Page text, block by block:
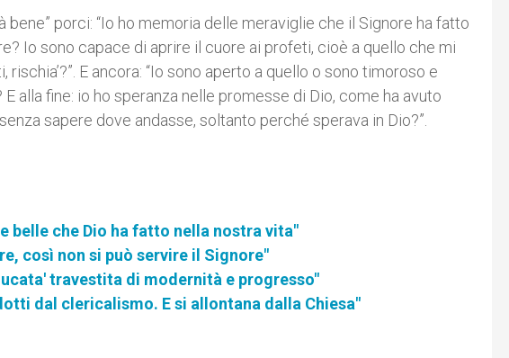
bene” porci: “Io ho memoria delle meraviglie che il Signore ha fatto
Io sono capace di aprire il cuore ai profeti, cioè a quello che mi
rischia’?”. E ancora: “Io sono aperto a quello o sono timoroso e
alla fine: io ho speranza nelle promesse di Dio, come ha avuto
sapere dove andasse, soltanto perché sperava in Dio?”.
belle che Dio ha fatto nella nostra vita"
così non si può servire il Signore"
travestita di modernità e progresso"
dal clericalismo. E si allontana dalla Chiesa"